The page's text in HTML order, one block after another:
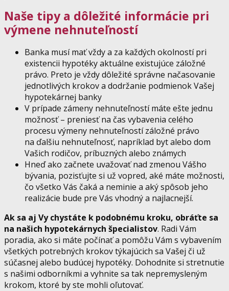
Naše tipy a dôležité informácie pri
výmene nehnuteľností
Banka musí mať vždy a za každých okolností pri
existencii hypotéky aktuálne existujúce záložné
právo. Preto je vždy dôležité správne načasovanie
jednotlivých krokov a dodržanie podmienok Vašej
hypotekárnej banky
V prípade zámeny nehnuteľností máte ešte jednu
možnosť – preniesť na čas vybavenia celého
procesu výmeny nehnuteľností záložné právo
na ďalšiu nehnuteľnosť, napríklad byt alebo dom
Vašich rodičov, príbuzných alebo známych
Hneď ako začnete uvažovať nad zmenou Vášho
bývania, pozisťujte si už vopred, aké máte možnosti,
čo všetko Vás čaká a neminie a aký spôsob jeho
realizácie bude pre Vás vhodný a najlacnejší.
Ak sa aj Vy chystáte k podobnému kroku, obráťte sa
na našich hypotekárnych špecialistov. Radi Vám
poradia, ako si máte počínať a pomôžu Vám s vybavením
všetkých potrebných krokov týkajúcich sa Vašej či už
súčasnej alebo budúcej hypotéky. Dohodnite si stretnutie
s našimi odborníkmi a vyhnite sa tak nepremysleným
krokom, ktoré by ste mohli oľutovať.